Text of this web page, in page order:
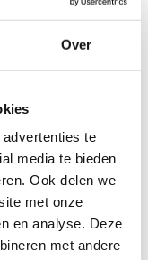
Over
te
media te bieden
Ook delen we
met onze
en analyse. Deze
met andere